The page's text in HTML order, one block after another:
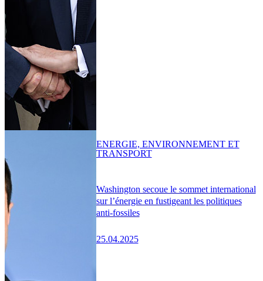
Washington secoue le sommet international
sur l’énergie en fustigeant les politiques
anti-fossiles
25.04.2025
ENERGIE, ENVIRONNEMENT ET
TRANSPORT